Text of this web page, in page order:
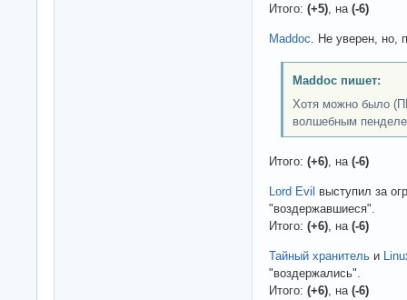
Итого: (+5) , на (-6)
Maddoc . Не уверен, но,
Maddoc пишет:
Хотя можно было
волшебным
Итого: (+6) , на (-6)
Lord Evil выступил за
"воздержавшиеся".
Итого: (+6) , на (-6)
Тайный хранитель и
"воздержались".
Итого: (+6) , на (-6)